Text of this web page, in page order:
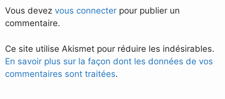
Vous devez vous connecter pour publier un
commentaire.
Ce site utilise Akismet pour réduire les indésirables.
En savoir plus sur la façon dont les données de vos
commentaires sont traitées.